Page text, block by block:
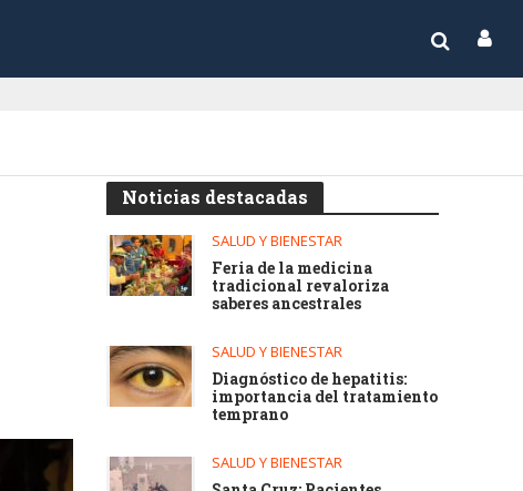
Noticias destacadas
SALUD Y BIENESTAR
Feria de la medicina
tradicional revaloriza
saberes ancestrales
SALUD Y BIENESTAR
Diagnóstico de hepatitis:
importancia del tratamiento
temprano
SALUD Y BIENESTAR